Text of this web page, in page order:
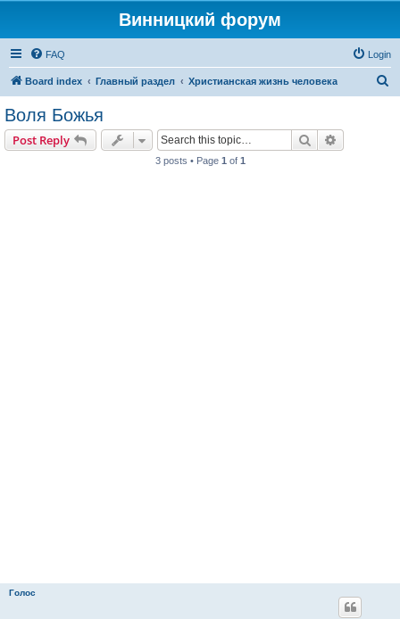
Винницкий форум
FAQ Login
Board index Главный раздел Христианская жизнь человека
Воля Божья
Post Reply Search
3 posts • Page 1 of 1
Голос